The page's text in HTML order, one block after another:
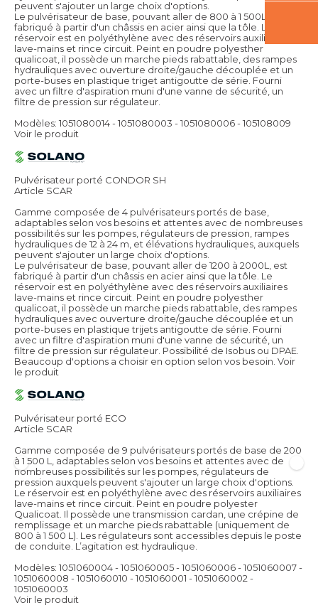
peuvent s'ajouter un large choix d'options.
Le pulvérisateur de base, pouvant aller de 800 à 1 500L, est
fabriqué à partir d'un châssis en acier ainsi que la tôle. Le
réservoir est en polyéthylène avec des réservoirs auxiliaires
lave-mains et rince circuit. Peint en poudre polyesther
qualicoat, il possède un marche pieds rabattable, des rampes
hydrauliques avec ouverture droite/gauche découplée et un
porte-buses en plastique triget antigoutte de série. Fourni
avec un filtre d'aspiration muni d'une vanne de sécurité, un
filtre de pression sur régulateur.
Modèles: 1051080014 - 1051080003 - 1051080006 - 105108009
Voir le produit
Pulvérisateur porté CONDOR SH
Article SCAR
Gamme composée de 4 pulvérisateurs portés de base,
adaptables selon vos besoins et attentes avec de nombreuses
possibilités sur les pompes, régulateurs de pression, rampes
hydrauliques de 12 à 24 m, et élévations hydrauliques, auxquels
peuvent s'ajouter un large choix d'options.
Le pulvérisateur de base, pouvant aller de 1200 à 2000L, est
fabriqué à partir d'un châssis en acier ainsi que la tôle. Le
réservoir est en polyéthylène avec des réservoirs auxiliaires
lave-mains et rince circuit. Peint en poudre polyesther
qualicoat, il possède un marche pieds rabattable, des rampes
hydrauliques avec ouverture droite/gauche découplée et un
porte-buses en plastique trijets antigoutte de série. Fourni
avec un filtre d'aspiration muni d'une vanne de sécurité, un
filtre de pression sur régulateur. Possibilité de Isobus ou DPAE.
Beaucoup d'options a choisir en option selon vos besoin. Voir
le produit
Pulvérisateur porté ECO
Article SCAR
Gamme composée de 9 pulvérisateurs portés de base de 200
à 1 500 L, adaptables selon vos besoins et attentes avec de
nombreuses possibilités sur les pompes, régulateurs de
pression auxquels peuvent s'ajouter un large choix d'options.
Le réservoir est en polyéthylène avec des réservoirs auxiliaires
lave-mains et rince circuit. Peint en poudre polyester
Qualicoat. Il possède une transmission cardan, une crépine de
remplissage et un marche pieds rabattable (uniquement de
800 à 1 500 L). Les régulateurs sont accessibles depuis le poste
de conduite. L’agitation est hydraulique.
Modèles: 1051060004 - 1051060005 - 1051060006 - 1051060007 -
1051060008 - 1051060010 - 1051060001 - 1051060002 -
1051060003
Voir le produit